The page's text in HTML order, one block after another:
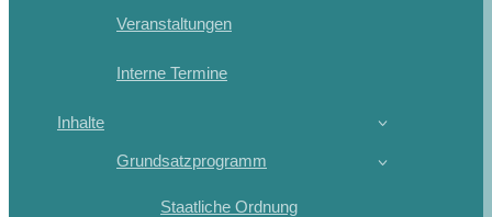
Veranstaltungen
Interne Termine
Inhalte
Grundsatzprogramm
Staatliche Ordnung